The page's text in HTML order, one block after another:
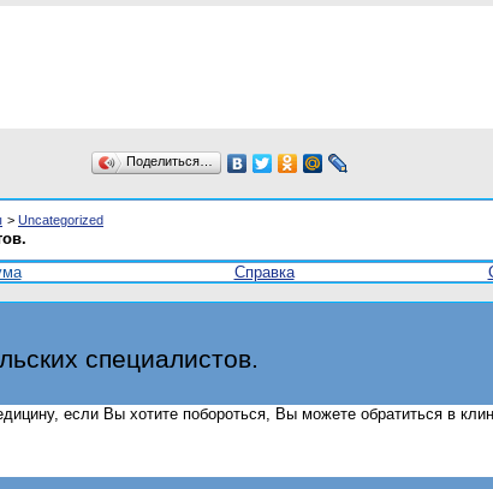
Поделиться…
> Uncategorized
Справка
специалистов.
если Вы хотите побороться, Вы можете обратиться в